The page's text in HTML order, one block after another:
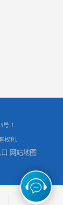
号-1
权利.
网站地图